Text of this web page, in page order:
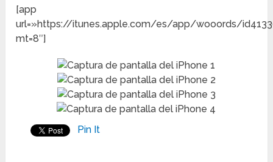
[app
url=»https://itunes.apple.com/es/app/wooords/
mt=8″]
Pin It